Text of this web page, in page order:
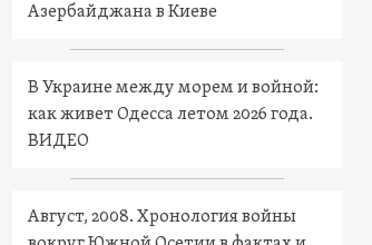
Азербайджана в Киеве
В Украине между морем и войной:
как живет Одесса летом 2026 года.
ВИДЕО
Август, 2008. Хронология войны